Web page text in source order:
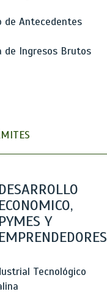
de Antecedentes
de Ingresos Brutos
DESARROLLO
ECONOMICO,
PYMES Y
EMPRENDEDORES
Tecnológico